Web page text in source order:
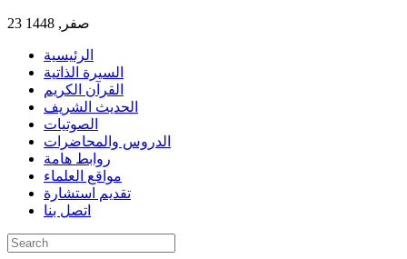
23 صفر, 1448
الرئيسية
السيرة الذاتية
القرآن الكريم
الحديث الشريف
الصوتيات
الدروس والمحاضرات
روابط هامة
مواقع العلماء
تقديم استشارة
اتصل بنا